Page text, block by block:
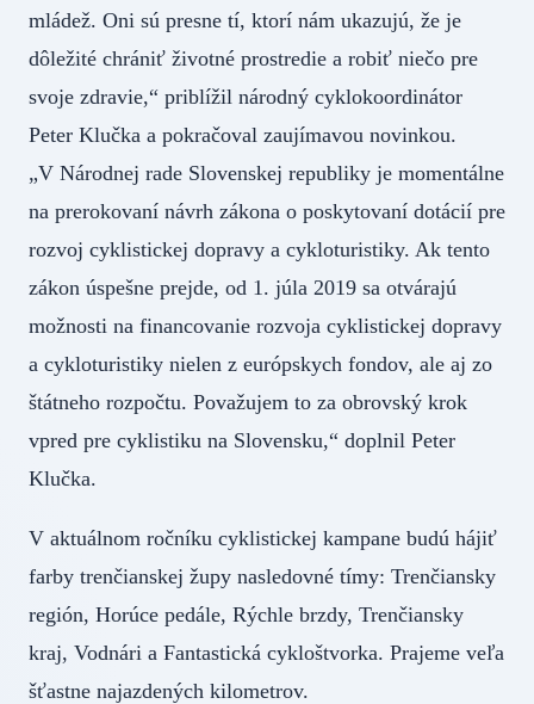
mládež. Oni sú presne tí, ktorí nám ukazujú, že je
dôležité chrániť životné prostredie a robiť niečo pre
svoje zdravie,“ priblížil národný cyklokoordinátor
Peter Klučka a pokračoval zaujímavou novinkou.
„V Národnej rade Slovenskej republiky je momentálne
na prerokovaní návrh zákona o poskytovaní dotácií pre
rozvoj cyklistickej dopravy a cykloturistiky. Ak tento
zákon úspešne prejde, od 1. júla 2019 sa otvárajú
možnosti na financovanie rozvoja cyklistickej dopravy
a cykloturistiky nielen z európskych fondov, ale aj zo
štátneho rozpočtu. Považujem to za obrovský krok
vpred pre cyklistiku na Slovensku,“ doplnil Peter
Klučka.
V aktuálnom ročníku cyklistickej kampane budú hájiť
farby trenčianskej župy nasledovné tímy: Trenčiansky
región, Horúce pedále, Rýchle brzdy, Trenčiansky
kraj, Vodnári a Fantastická cykloštvorka. Prajeme veľa
šťastne najazdených kilometrov.